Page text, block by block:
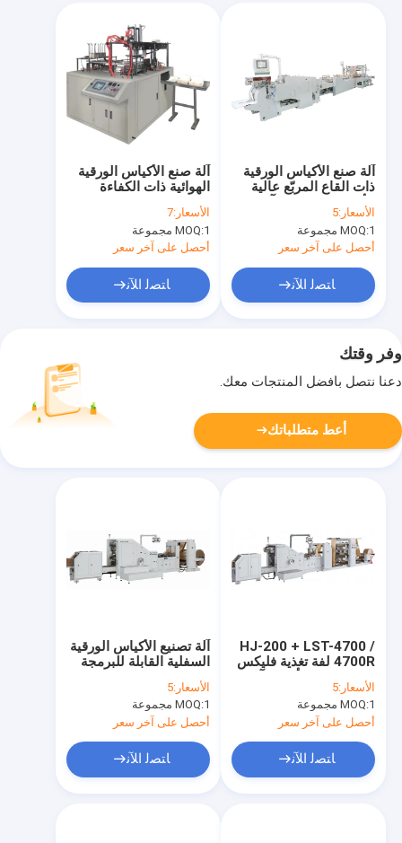
آلة صنع الأكياس الورقية
الهوائية ذات الكفاءة
(حسب مظهر العلبة
الورقية) سرعة الإنتاج
الأسعار:7
MOQ:1 مجموعة
أحصل على آخر سعر
ﺎﺘﺼﻟ ﺍﻶﻧ
آلة صنع الأكياس الورقية
ذات القاع المربّع عالية
الأكياس الورقية ذات القاع
المربع 570-1630 مم
الأسعار:5
MOQ:1 مجموعة
أحصل على آخر سعر
ﺎﺘﺼﻟ ﺍﻶﻧ
وفر وقتك
دعنا نتصل بأفضل المنتجات معك.
أعط متطلباتك
آلة تصنيع الأكياس الورقية
السفلية القابلة للبرمجة
ISO SGS BV
الأسعار:5
MOQ:1 مجموعة
أحصل على آخر سعر
ﺎﺘﺼﻟ ﺍﻶﻧ
HJ-200 + LST-4700 /
4700R لفة تغذية فليكس
الطباعة مربع أسفل آلة
صنع الأكياس الورقية #
200 قطعة / دقيقة حقيبة
حمل الورق
الأسعار:5
MOQ:1 مجموعة
أحصل على آخر سعر
ﺎﺘﺼﻟ ﺍﻶﻧ